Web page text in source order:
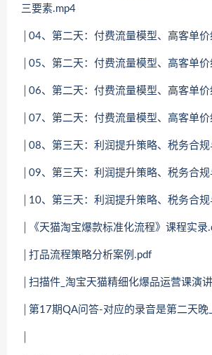
三要素.mp4
│04、第二天：付费流量模型、高客单
│05、第二天：付费流量模型、高客单
│06、第二天：付费流量模型、高客单
│07、第二天：付费流量模型、高客单
│08、第三天：利润提升策略、税务合
│09、第三天：利润提升策略、税务合
│10、第三天：利润提升策略、税务合
│《天猫淘宝爆款标准化流程》课程实录
│打品流程策略分析案例.pdf
│扫描件_淘宝天猫精细化爆品运营课演
│第17期QA问答-对应的录音是第二天晚